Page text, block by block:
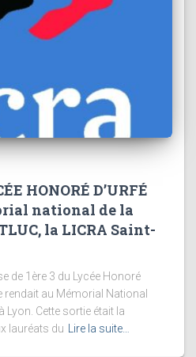
HONORÉ D’URFÉ
national de la
la LICRA Saint-
de 1ère 3 du Lycée Honoré
rendait au Mémorial National
Lyon. Cette sortie était la
lauréats du
Lire la suite…